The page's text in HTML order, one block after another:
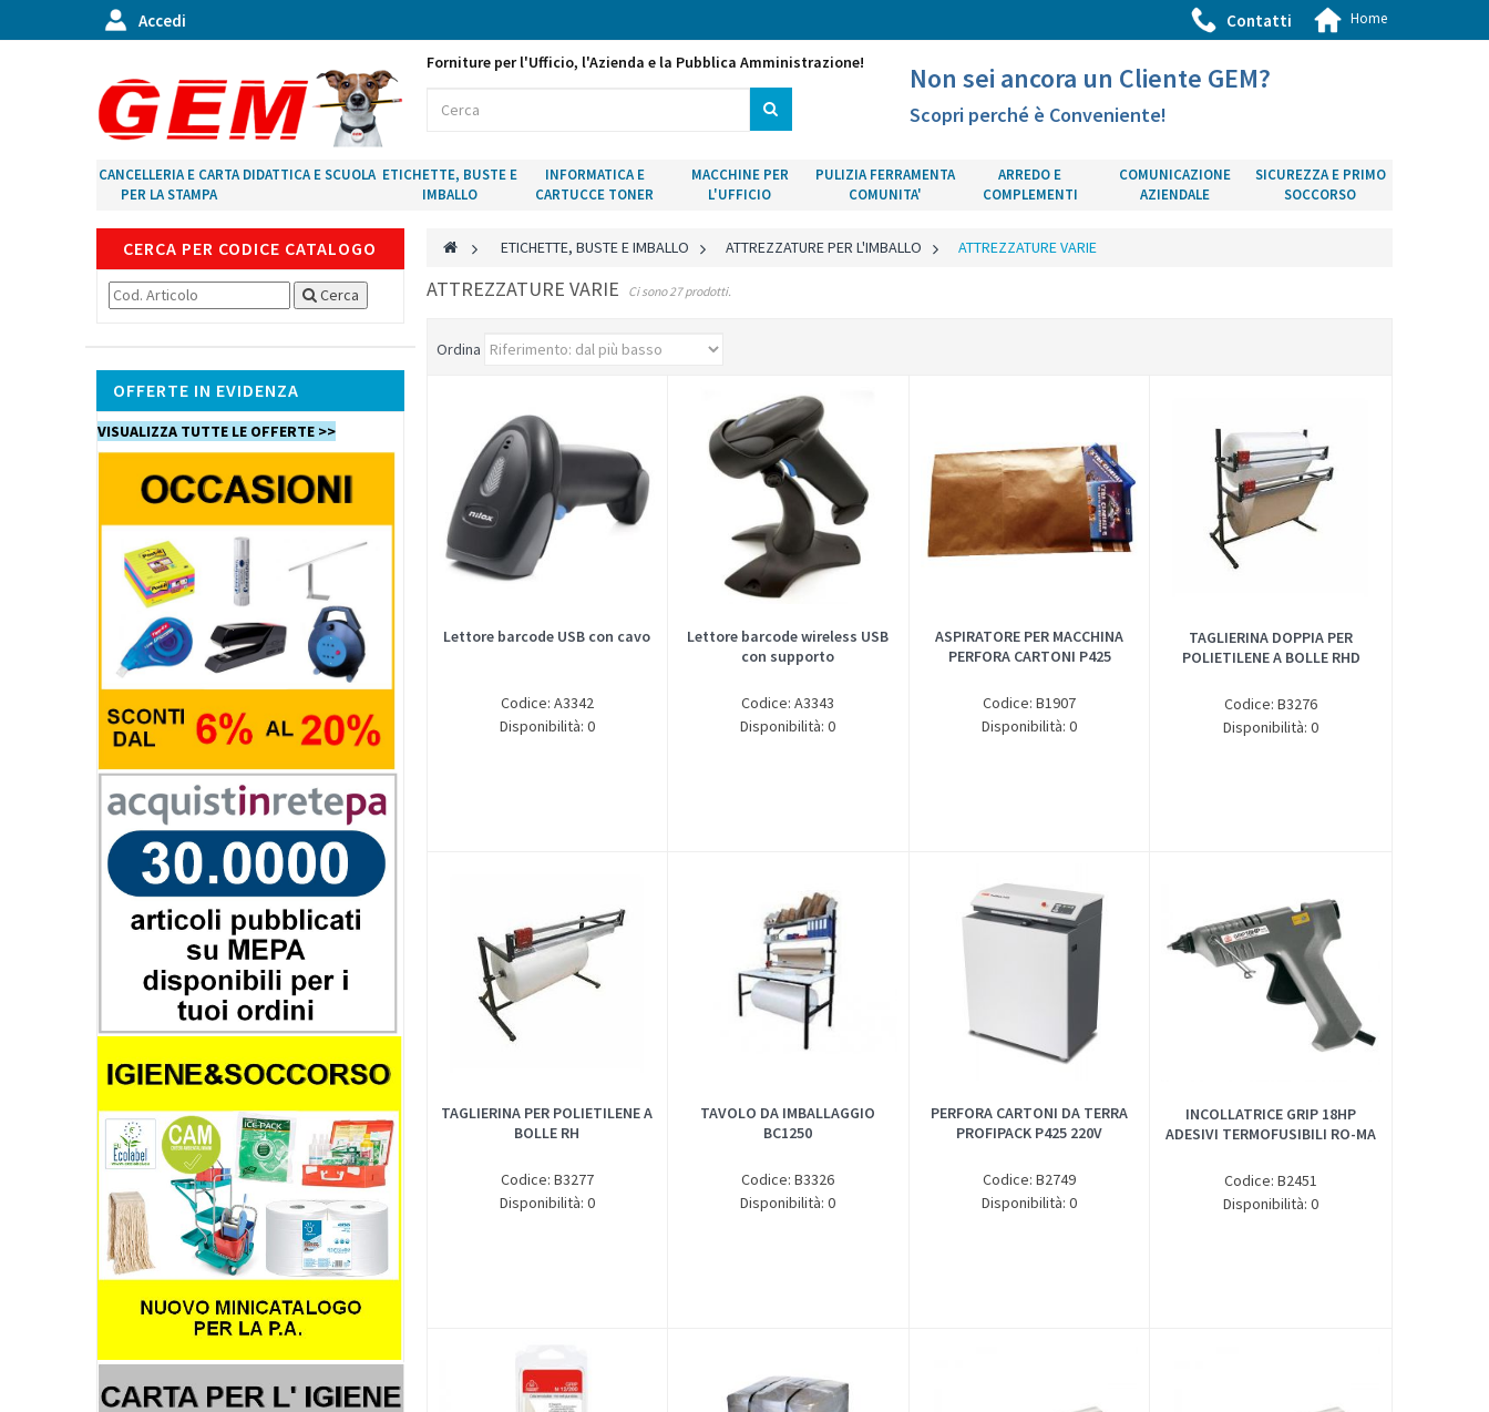
Accedi Contatti Home
Forniture per l'Ufficio, l'Azienda e la Pubblica Amministrazione! Non sei ancora un Cliente GEM?
Scopri perché è Conveniente!
CANCELLERIA E CARTA
PER LA STAMPA
DIDATTICA E SCUOLA ETICHETTE, BUSTE E
IMBALLO
INFORMATICA E
CARTUCCE TONER
MACCHINE PER
L'UFFICIO
PULIZIA FERRAMENTA
COMUNITA'
ARREDO E
COMPLEMENTI
COMUNICAZIONE
AZIENDALE
SICUREZZA E PRIMO
SOCCORSO
CERCA PER CODICE CATALOGO
Cerca
OFFERTE IN EVIDENZA
VISUALIZZA TUTTE LE OFFERTE >>
> ETICHETTE, BUSTE E IMBALLO > ATTREZZATURE PER L'IMBALLO > ATTREZZATURE VARIE
ATTREZZATURE VARIE Ci sono 27 prodotti.
Ordina
Lettore barcode USB con cavo
Codice: A3342
Disponibilità: 0
Lettore barcode wireless USB
con supporto
Codice: A3343
Disponibilità: 0
ASPIRATORE PER MACCHINA
PERFORA CARTONI P425
Codice: B1907
Disponibilità: 0
TAGLIERINA DOPPIA PER
POLIETILENE A BOLLE RHD
Codice: B3276
Disponibilità: 0
TAGLIERINA PER POLIETILENE A
BOLLE RH
Codice: B3277
Disponibilità: 0
TAVOLO DA IMBALLAGGIO
BC1250
Codice: B3326
Disponibilità: 0
PERFORA CARTONI DA TERRA
PROFIPACK P425 220V
Codice: B2749
Disponibilità: 0
INCOLLATRICE GRIP 18HP
ADESIVI TERMOFUSIBILI RO-MA
Codice: B2451
Disponibilità: 0